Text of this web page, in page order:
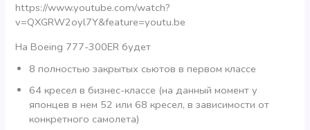
https://www.youtube.com/watch?
v=QXGRW2oyl7Y&feature=youtu.be
На Boeing 777-300ER будет
8 полностью закрытых сьютов в первом классе
64 кресел в бизнес-классе (на данный момент у
японцев в нем 52 или 68 кресел, в зависимости от
конкретного самолета)